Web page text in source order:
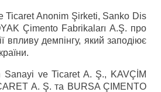
Ticaret Anonim Şirketi, Sanko Dis
Çimento Fabrikaları A.Ş. про
впливу демпінгу, який заподіює
Sanayi ve Ticaret A. Ş., KAVÇİM
A. Ş. та BURSA ÇIMENTO